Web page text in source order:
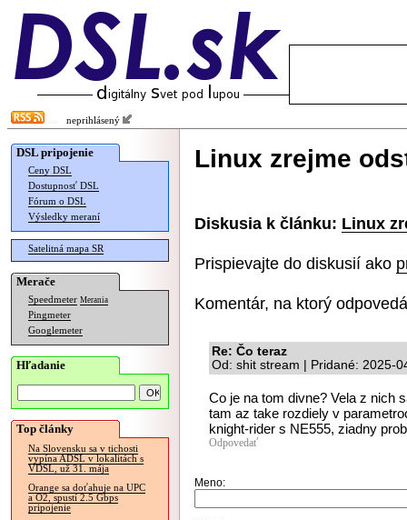
neprihlásený
DSL pripojenie
Ceny DSL
Dostupnosť DSL
Fórum o DSL
Výsledky meraní
Satelitná mapa SR
Merače
Speedmeter Merania
Pingmeter
Googlemeter
Hľadanie
Top články
Na Slovensku sa v tichosti
vypína ADSL v lokalitách s
VDSL, už 31. mája
Orange sa doťahuje na UPC
a O2, spustí 2.5 Gbps
pripojenie
Linux zrejme
Diskusia k článku: Linux
Prispievajte do diskusií ako
Komentár, na ktorý
Re: Čo teraz
Od: shit stream | Pridané: 2025-
Co je na tom divne? Vela z nich
tam az take rozdiely v
knight-rider s NE555, ziadny
Odpovedať
Meno: